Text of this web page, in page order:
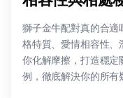
獅子金牛配對真的合適
格特質、愛情相容性、
你化解摩擦，打造穩定
例，徹底解決你的所有